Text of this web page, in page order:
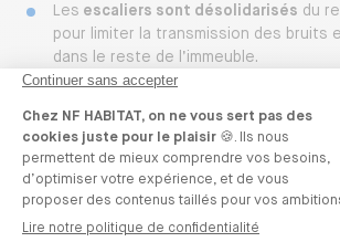
Les escaliers sont désolidarisés du
pour limiter la transmission des bruits
dans le reste de l’immeuble.
Uneréduction de 5 décibels
dans les chambres.